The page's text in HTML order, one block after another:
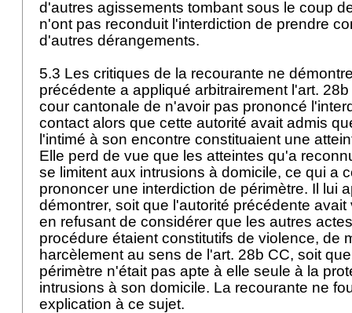
d'autres agissements tombant sous le coup
n'ont pas reconduit l'interdiction de prendre
d'autres dérangements.
5.3 Les critiques de la recourante ne
précédente a appliqué arbitrairement l'art.
cour cantonale de n'avoir pas prononcé
contact alors que cette autorité avait admis
l'intimé à son encontre constituaient une
Elle perd de vue que les atteintes qu'a
se limitent aux intrusions à domicile, ce qui a
prononcer une interdiction de périmètre. Il lui
démontrer, soit que l'autorité précédente
en refusant de considérer que les autres
procédure étaient constitutifs de violence, de
harcèlement au sens de l'art. 28b CC, soit
périmètre n'était pas apte à elle seule à la
intrusions à son domicile. La recourante ne
explication à ce sujet.